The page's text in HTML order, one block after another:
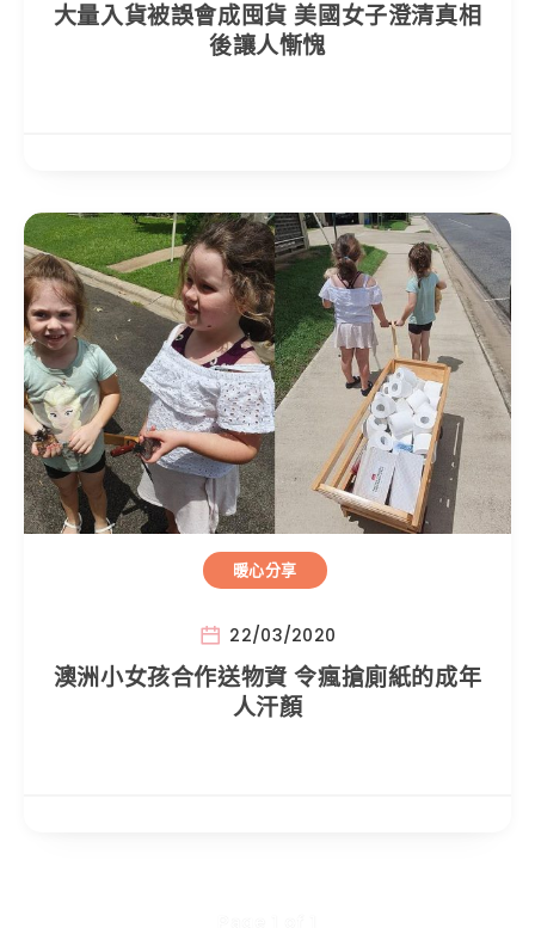
大量入貨被誤會成囤貨 美國女子澄清真相
後讓人慚愧
暖心分享
22/03/2020
澳洲小女孩合作送物資 令瘋搶廁紙的成年
人汗顏